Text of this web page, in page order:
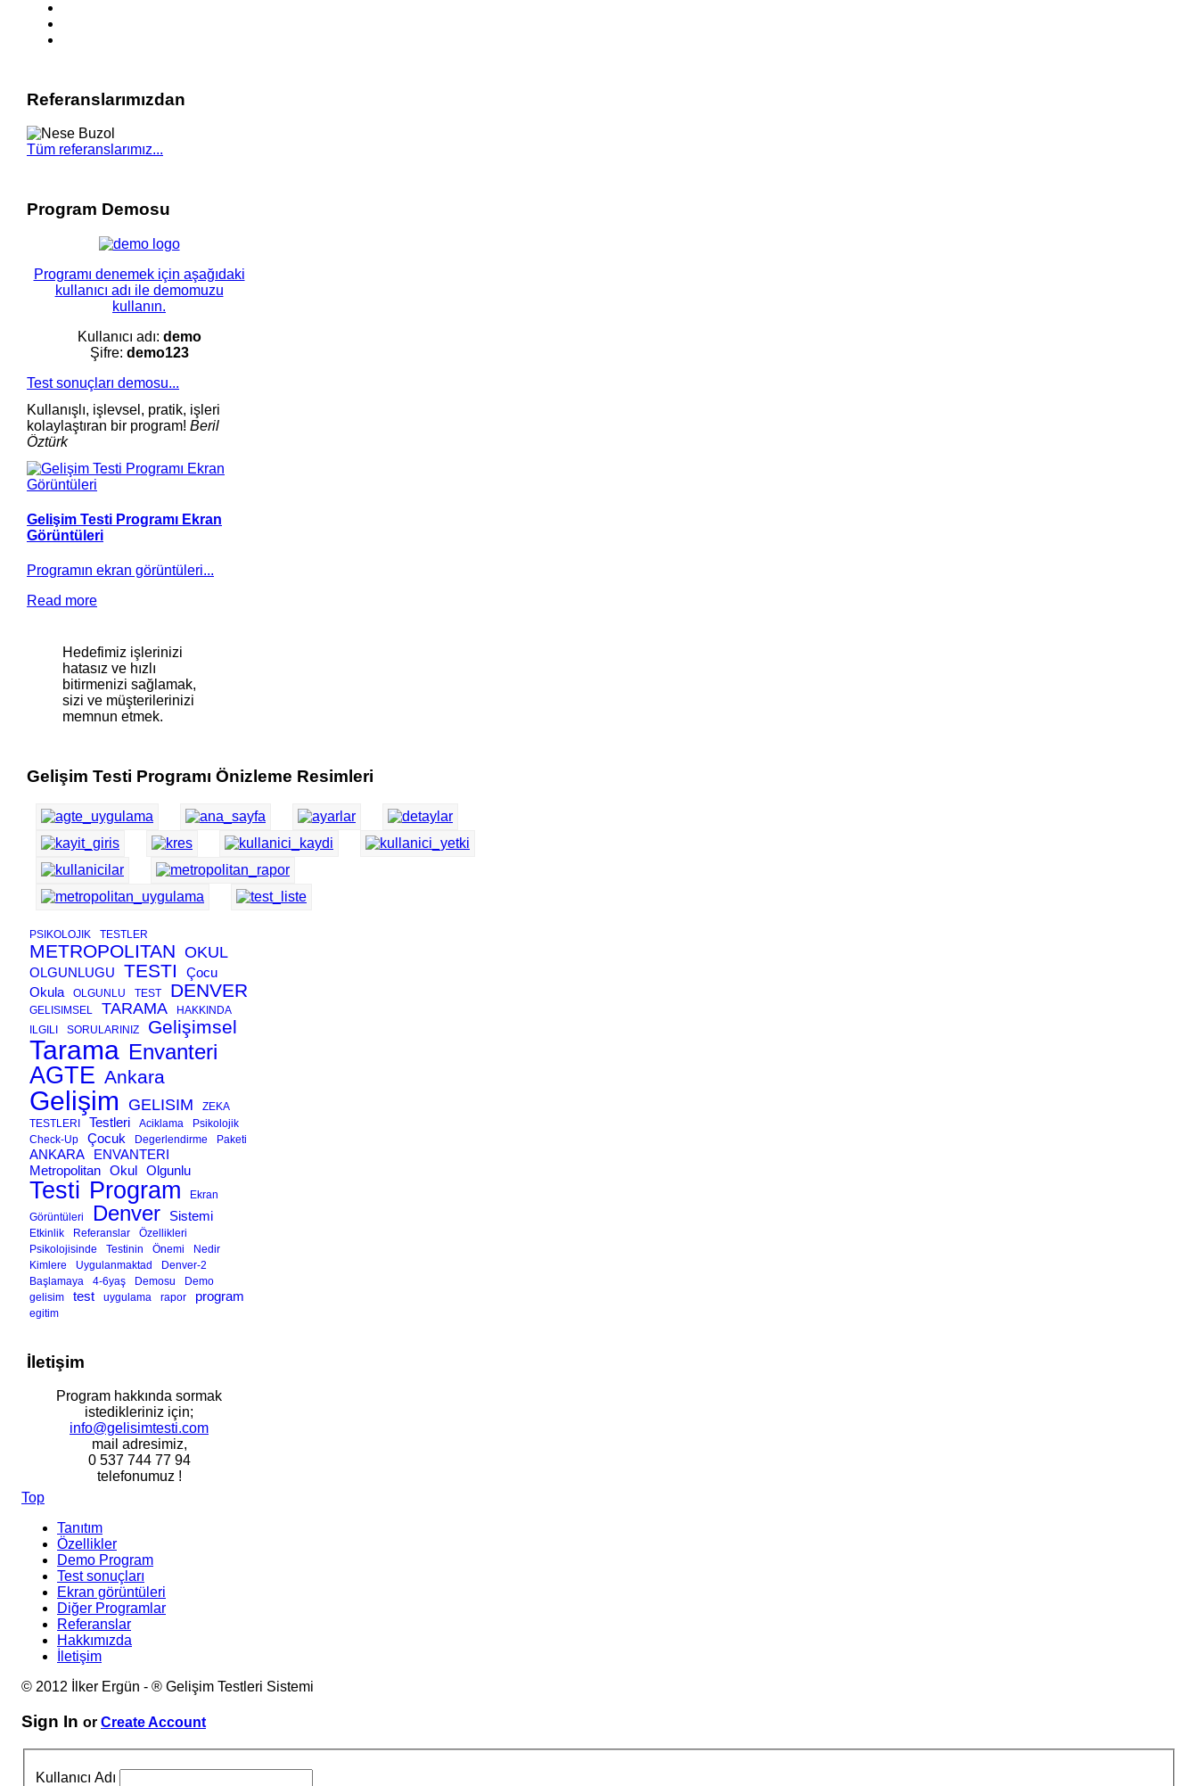
Referanslarımızdan
Tüm referanslarımız...
Program Demosu
Programı denemek için aşağıdaki
kullanıcı adı ile demomuzu
kullanın.
Kullanıcı adı: demo
Şifre: demo123
Test sonuçları demosu...
Kullanışlı, işlevsel, pratik, işleri
kolaylaştıran bir program! Beril
Öztürk
Gelişim Testi Programı Ekran
Görüntüleri
Programın ekran görüntüleri...
Read more
Hedefimiz işlerinizi
hatasız ve hızlı
bitirmenizi sağlamak,
sizi ve müşterilerinizi
memnun etmek.
Gelişim Testi Programı Önizleme Resimleri
PSIKOLOJIK TESTLER
METROPOLITAN OKUL
OLGUNLUGU TESTI
Çocu
Okula
OLGUNLU TEST DENVER
GELISIMSEL TARAMA
HAKKINDA
ILGILI
SORULARINIZ Gelişimsel
Tarama Envanteri
AGTE Ankara
Gelişim GELISIM
ZEKA
TESTLERI
Testleri Aciklama
Psikolojik
Check-Up
Çocuk Degerlendirme Paketi
ANKARA
ENVANTERI
Metropolitan Okul Olgunlu
Testi Program
Ekran
Görüntüleri
Denver Sistemi
Etkinlik Referanslar
Özellikleri
Psikolojisinde
Testinin Önemi
Nedir
Kimlere
Uygulanmaktad
Denver-2
Başlamaya
4-6yaş Demosu
Demo
gelisim
test uygulama rapor program
egitim
İletişim
Program hakkında sormak
istedikleriniz için;
info@gelisimtesti.com
mail adresimiz,
0 537 744 77 94
telefonumuz !
Top
Tanıtım
Özellikler
Demo Program
Test sonuçları
Ekran görüntüleri
Diğer Programlar
Referanslar
Hakkımızda
İletişim
© 2012 İlker Ergün - ® Gelişim Testleri Sistemi
Sign In or Create Account
Kullanıcı Adı